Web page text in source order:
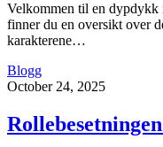
Velkommen til en dypdykk
finner du en oversikt over
karakterene…
Blogg
October 24, 2025